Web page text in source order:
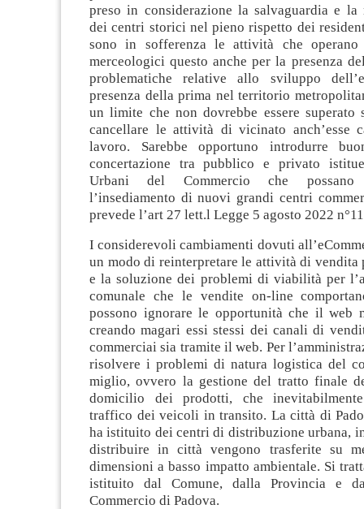
preso in considerazione la salvaguardia e
dei centri storici nel pieno rispetto dei
sono in sofferenza le attività che
merceologici questo anche per la presenza
problematiche relative allo sviluppo
presenza della prima nel territorio
un limite che non dovrebbe essere superato
cancellare le attività di vicinato anch’esse
lavoro. Sarebbe opportuno introdurre
concertazione tra pubblico e privato
Urbani del Commercio che possano
l’insediamento di nuovi grandi centri
prevede l’art 27 lett.l Legge 5 agosto 2022
I considerevoli cambiamenti dovuti
un modo di reinterpretare le attività di vendita
e la soluzione dei problemi di viabilità per
comunale che le vendite on-line
possono ignorare le opportunità che il web
creando magari essi stessi dei canali di
commerciai sia tramite il web. Per
risolvere i problemi di natura logistica del
miglio, ovvero la gestione del tratto finale
domicilio dei prodotti, che
traffico dei veicoli in transito. La città di
ha istituito dei centri di distribuzione urbana,
distribuire in città vengono trasferite su
dimensioni a basso impatto ambientale. Si
istituito dal Comune, dalla Provincia e
Commercio di Padova.